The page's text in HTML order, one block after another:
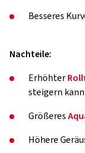
Besseres
Nachteile:
Erhöhter
steigern kann
Größeres
Höhere